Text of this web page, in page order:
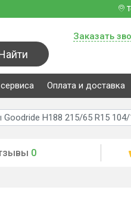
Заказать
Оплата и доставка
H188 215/65 R15 104/
0